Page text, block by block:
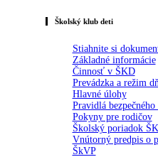
Školský klub deti
Stiahnite si
Základné informácie
Činnosť v ŠKD
Prevádzka a režim
Hlavné úlohy
Pravidlá
Pokyny pre rodičov
Školský poriadok
Vnútorný predpis o
ŠkVP